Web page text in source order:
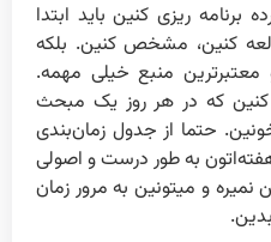
ریزی کنین باید ابتدا
کنین، مشخص کنین. بلکه
معتبرترین منبع خیلی مهمه.
کنین که در هر روز یک مبحث
حتما از جدول زمان‌بندی
به طور درست و اصولی
نمیره و میتونین به مرور زمان